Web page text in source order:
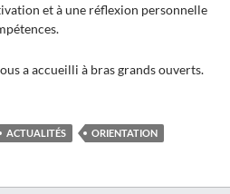
et à une réflexion personnelle
a accueilli à bras grands ouverts.
ACTUALITÉS ORIENTATION